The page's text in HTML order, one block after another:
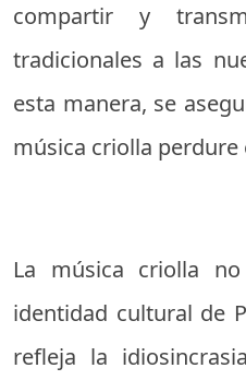
compartir y
tradicionales a las
esta manera, se
música criolla perdure
La música criolla
identidad cultural de
refleja la